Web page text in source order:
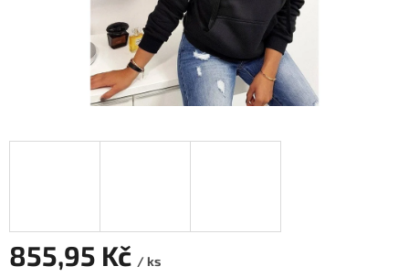
855,95 Kč / ks